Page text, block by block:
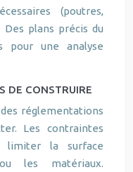
(poutres,
plans précis du
pour une analyse
DE CONSTRUIRE
réglementations
Les contraintes
limiter la surface
les matériaux.